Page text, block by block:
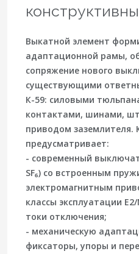
Выкатной элемент
адаптационной рамы,
сопряжение нового
существующими
К-59: силовыми
контактами, шинами,
приводом заземлителя.
предусматривает:
- современный
SF₆) со встроенным
электромагнитным
классы эксплуатации
токи отключения;
- механическую
фиксаторы, упоры и